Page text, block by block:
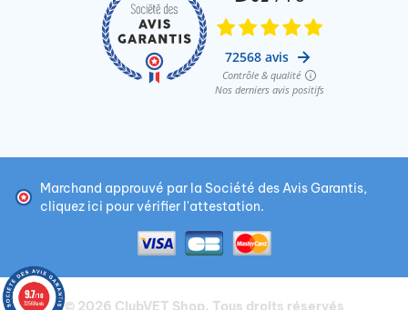
Marchand approuvé par la Société des Avis Garantis,
cliquez ici pour vérifier l'attestation.
© 2026 ClubVET Shop. Tous droits réservés
9.7/10
72568 avis